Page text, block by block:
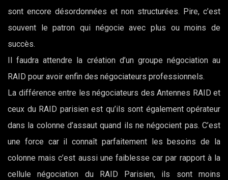
sont encore désordonnées et non structurées. Pire, c’est
souvent le patron qui négocie avec plus ou moins de
succès.
Il faudra attendre la création d’un groupe négociation au
RAID pour avoir enfin des négociateurs professionnels.
La différence entre les négociateurs des Antennes RAID et
ceux du RAID parisien est qu’ils sont également opérateur
dans la colonne d’assaut quand ils ne négocient pas. C’est
une force car il connaît parfaitement les besoins de la
colonne mais c’est aussi une faiblesse car par rapport à la
cellule négociation du RAID Parisien, ils sont moins